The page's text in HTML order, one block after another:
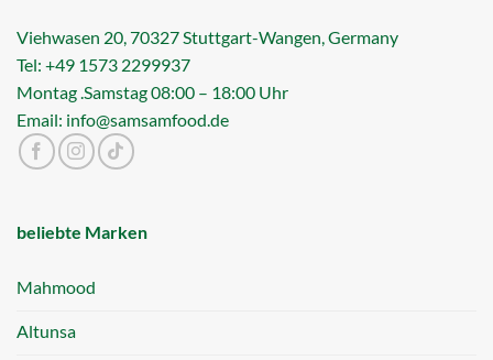
Viehwasen 20, 70327 Stuttgart-Wangen, Germany
Tel: +49 1573 2299937
Montag .Samstag 08:00 – 18:00 Uhr
Email: info@samsamfood.de
beliebte Marken
Mahmood
Altunsa